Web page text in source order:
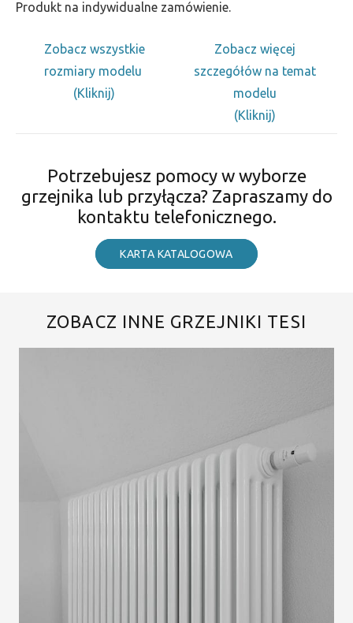
Produkt na indywidualne zamówienie.
Zobacz wszystkie
rozmiary modelu
(Kliknij)
Zobacz więcej
szczegółów na temat
modelu
(Kliknij)
Potrzebujesz pomocy w wyborze
grzejnika lub przyłącza? Zapraszamy do
kontaktu telefonicznego.
KARTA KATALOGOWA
ZOBACZ INNE GRZEJNIKI TESI